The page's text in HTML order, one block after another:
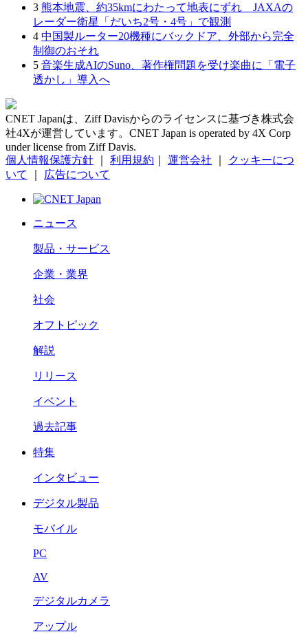
3 熊本地震、約35kmにわたって地表にずれ JAXAの
レーダー衛星「だいち2号・4号」で観測
4 中国製ルーター20機種にバックドア、外部から完全
制御のおそれ
5 音楽生成AIのSuno、著作権問題を受け楽曲に「電子
透かし」導入へ
CNET Japanは、Ziff Davisからのライセンスに基づき株式会
社4Xが運営しています。CNET Japan is operated by 4X Corp
under license from Ziff Davis.
個人情報保護方針
利用規約 運営会社
クッキーにつ
いて
広告について
ニュース
製品・サービス
企業・業界
社会
オフトピック
解説
リリース
イベント
過去記事
特集
インタビュー
デジタル製品
モバイル
PC
AV
デジタルカメラ
アップル